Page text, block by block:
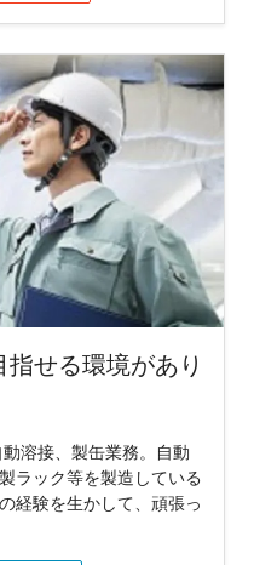
せる環境があり
溶接、製缶業務。自動
ラック等を製造している
経験を生かして、頑張っ